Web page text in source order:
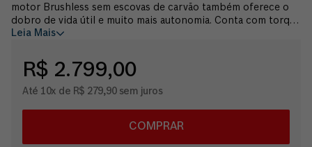
motor Brushless sem escovas de carvão também oferece o
dobro de vida útil e muito mais autonomia. Conta com torque
máximo de 90 Nm e 2.100 RPM, o que aumenta sua eficiência
transforme sua furadeira em um martelete SDS para
perfurações em concreto de até Ø 10 mm. Acompanha: 1
acoplamento de mandril de aperto rápido metálico, 1
angular, 1 maleta L-Boxx, 1 manual de instruções. Destaca-se
pelo diferencial de ser totalmente compatível com as
Leia Mais
R$ 2.799,00
Até 10x de R$ 279,90 sem juros
COMPRAR